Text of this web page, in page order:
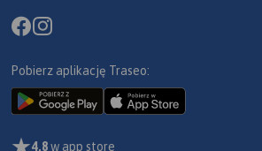
Pobierz aplikację Traseo:
4,8w app store